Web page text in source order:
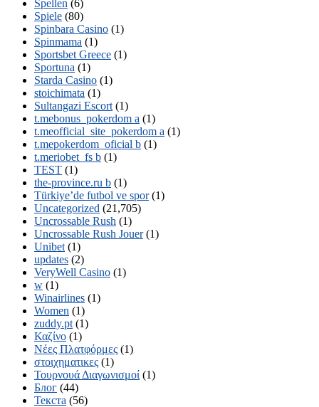
Spellen (6)
Spiele (80)
Spinbara Casino (1)
Spinmama (1)
Sportsbet Greece (1)
Sportuna (1)
Starda Casino (1)
stoichimata (1)
Sultangazi Escort (1)
t.mebonus_pokerdom a (1)
t.meofficial_site_pokerdom a (1)
t.mepokerdom_oficial b (1)
t.meriobet_fs b (1)
TEST (1)
the-province.ru b (1)
Türkiye’de futbol ve spor (1)
Uncategorized (21,705)
Uncrossable Rush (1)
Uncrossable Rush Jouer (1)
Unibet (1)
updates (2)
VeryWell Casino (1)
w (1)
Winairlines (1)
Women (1)
zuddy.pt (1)
Καζίνο (1)
Νέες Πλατφόρμες (1)
στοιχηματικες (1)
Τουρνουά Διαγωνισμοί (1)
Блог (44)
Текста (56)